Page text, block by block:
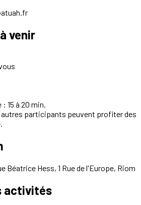
venir
15 à 20 min.
participants peuvent profiter des
Béatrice Hess, 1 Rue de l'Europe, Riom
activités